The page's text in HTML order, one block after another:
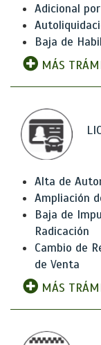
Adicional
Baja de
MÁS
Alta de
Ampliación
Baja de
Radicación
Cambio de
de Venta
MÁS